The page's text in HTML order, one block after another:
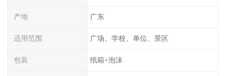
产地 广东
适用范围 广场、学校、单位、景区
包装 纸箱+泡沫